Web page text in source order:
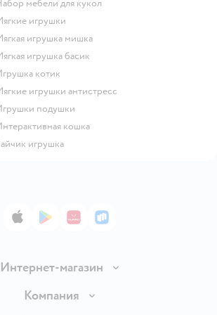
Набор мебели для кукол
Мягкие игрушки
Мягкая игрушка мишка
Мягкая игрушка басик
Игрушка котик
Мягкие игрушки антистресс
Игрушки подушки
Интерактивная кошка
Зайчик игрушка
App StoreGoogle Play
AppGallery
RuStore
Интернет-магазин
Доставка и оплата
Компания